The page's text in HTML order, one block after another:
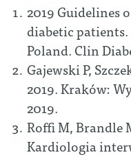
2019 Guidelines
diabetic
Poland. Clin
Gajewski P,
2019. Kraków:
2019.
Roffi M, Brandle
Kardiologia